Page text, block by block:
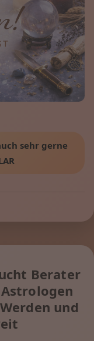
sehr gerne
Berater
und